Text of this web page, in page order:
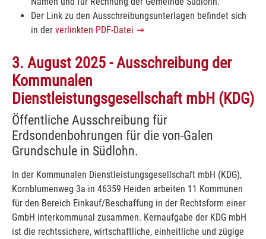
Der Link zu den Ausschreibungsunterlagen befindet sich
in der verlinkten PDF-Datei
3. August 2025 - Ausschreibung der
Kommunalen
Dienstleistungsgesellschaft mbH (KDG)
Öffentliche Ausschreibung für
Erdsondenbohrungen für die von-Galen
Grundschule in Südlohn.
In der Kommunalen Dienstleistungsgesellschaft mbH (KDG),
Kornblumenweg 3a in 46359 Heiden arbeiten 11 Kommunen
für den Bereich Einkauf/Beschaffung in der Rechtsform einer
GmbH interkommunal zusammen. Kernaufgabe der KDG mbH
ist die rechtssichere, wirtschaftliche, einheitliche und zügige